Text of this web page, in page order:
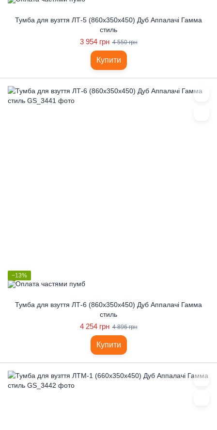
Тумба для вузття ЛТ-5 (860x350x450) Дуб Аппалачі Гамма
стиль
3 954 грн 4 550 грн
Купити
−13%
Тумба для взуття ЛТ-6 (860x350x450) Дуб Аппалачі Гамма
стиль
4 254 грн 4 896 грн
Купити